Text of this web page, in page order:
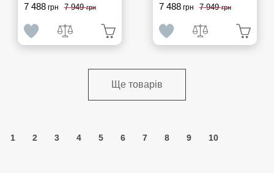
7 488грн 7 949грн 7 488грн 7 949грн
Ще товарів
1 2 3 4 5 6 7 8 9 10